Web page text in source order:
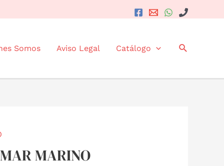
Somos Aviso Legal Catálogo Buscar
MARINO